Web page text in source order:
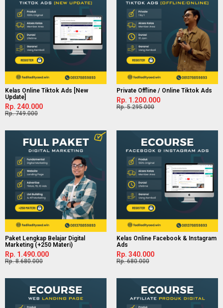
Kelas Online Tiktok Ads [New
Update]
Rp. 240.000
Rp. 749.000
Private Offline / Online Tiktok Ads
Rp. 1.200.000
Rp. 5.295.000
Paket Lengkap Belajar Digital
Marketing (+250 Materi)
Rp. 1.490.000
Rp. 8.680.000
Kelas Online Facebook & Instagram
Ads
Rp. 340.000
Rp. 680.000